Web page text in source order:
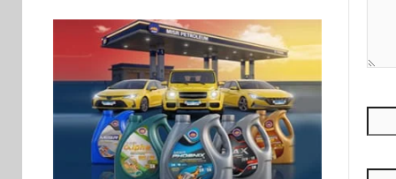
المصريين بالخارج
اخبار
بيان توضيحي صادر عن
شركة ناتجاس